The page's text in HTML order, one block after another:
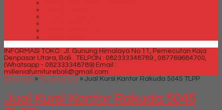
INFORMASI TOKO : Jl. Gunung Himalaya No 11, Pemecutan Kaja
Denpasar Utara, Bali . TELPON : 082333348789 , 087769684700,
(Whatsapp - 082333348789) Email :
milleniafurniturebali@gmail.com
Beranda » Kursi Kantor » Jual Kursi Kantor Rakuda 5045 TLPP
Jual Kursi Kantor Rakuda 5045